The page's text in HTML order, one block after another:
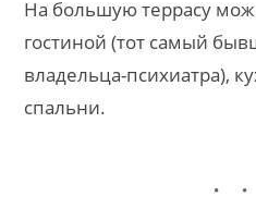
На большую террасу
гостиной (тот самый
владельца-психиатра),
спальни.